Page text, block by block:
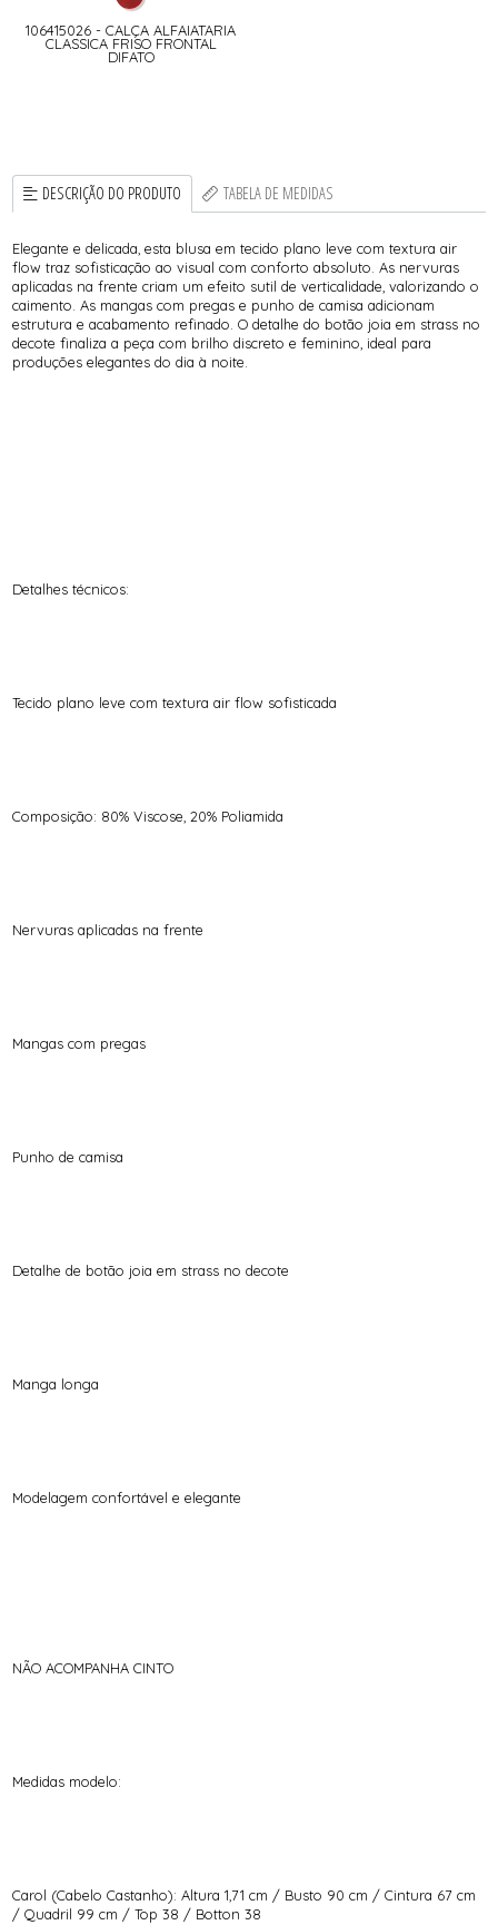
106415026 - CALÇA ALFAIATARIA
CLASSICA FRISO FRONTAL
DIFATO
DESCRIÇÃO DO PRODUTO TABELA DE MEDIDAS
Elegante e delicada, esta blusa em tecido plano leve com textura air
flow traz sofisticação ao visual com conforto absoluto. As nervuras
aplicadas na frente criam um efeito sutil de verticalidade, valorizando o
caimento. As mangas com pregas e punho de camisa adicionam
estrutura e acabamento refinado. O detalhe do botão joia em strass no
decote finaliza a peça com brilho discreto e feminino, ideal para
produções elegantes do dia à noite.
Detalhes técnicos:
Tecido plano leve com textura air flow sofisticada
Composição: 80% Viscose, 20% Poliamida
Nervuras aplicadas na frente
Mangas com pregas
Punho de camisa
Detalhe de botão joia em strass no decote
Manga longa
Modelagem confortável e elegante
NÃO ACOMPANHA CINTO
Medidas modelo:
Carol (Cabelo Castanho): Altura 1,71 cm / Busto 90 cm / Cintura 67 cm
/ Quadril 99 cm / Top 38 / Botton 38